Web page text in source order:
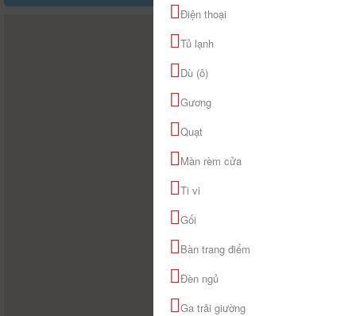
Điện thoại
Tủ lạnh
Dù (ô)
Gương
Quạt
Màn rèm cửa
Ti vi
Gối
Bàn trang điểm
Đèn ngủ
Ga trải giường